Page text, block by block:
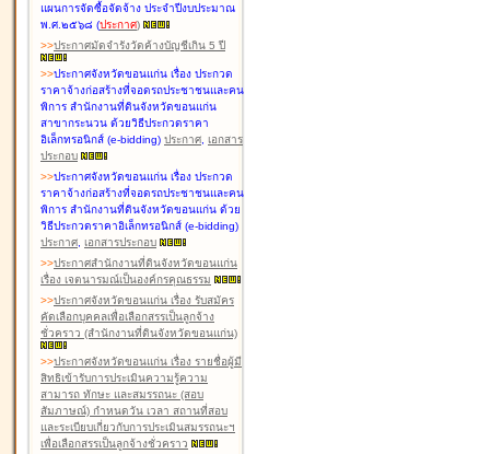
แผนการจัดซื้อจัดจ้าง ประจำปีงบประมาณ
พ.ศ.๒๕๖๘ (ประกาศ)
>>ประกาศมัดจำรังวัดค้างบัญชีเกิน 5 ปี
>>ประกาศจังหวัดขอนแก่น เรื่อง ประกวด
ราคาจ้างก่อสร้างที่จอดรถประชาชนและคน
พิการ สำนักงานที่ดินจังหวัดขอนแก่น
สาขากระนวน ด้วยวิธีประกวดราคา
อิเล็กทรอนิกส์ (e-bidding) ประกาศ, เอกสาร
ประกอบ
>>ประกาศจังหวัดขอนแก่น เรื่อง ประกวด
ราคาจ้างก่อสร้างที่จอดรถประชาชนและคน
พิการ สำนักงานที่ดินจังหวัดขอนแก่น ด้วย
วิธีประกวดราคาอิเล็กทรอนิกส์ (e-bidding)
ประกาศ, เอกสารประกอบ
>>ประกาศสำนักงานที่ดินจังหวัดขอนแก่น
เรื่อง เจตนารมณ์เป็นองค์กรคุณธรรม
>>ประกาศจังหวัดขอนแก่น เรื่อง รับสมัคร
คัดเลือกบุคคลเพื่อเลือกสรรเป็นลูกจ้าง
ชั่วคราว (สำนักงานที่ดินจังหวัดขอนแก่น)
>>ประกาศจังหวัดขอนแก่น เรื่อง รายชื่อผู้มี
สิทธิเข้ารับการประเมินความรู้ความ
สามารถ ทักษะ และสมรรถนะ (สอบ
สัมภาษณ์) กำหนดวัน เวลา สถานที่สอบ
และระเบียบเกี่ยวกับการประเมินสมรรถนะฯ
เพื่อเลือกสรรเป็นลูกจ้างชั่วคราว